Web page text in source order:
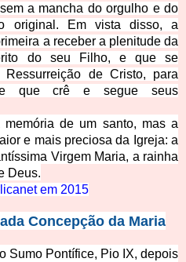
a mancha do orgulho e do
original. Em vista disso, a
a receber a plenitude da
do seu Filho, e que se
de Cristo, para
que crê e segue seus
memória de um santo, mas a
e mais preciosa da Igreja: a
Virgem Maria, a rainha
Deus.
em 2015
Concepção da Maria
Sumo Pontífice, Pio IX, depois